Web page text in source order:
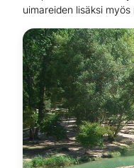
uimareiden lisäksi